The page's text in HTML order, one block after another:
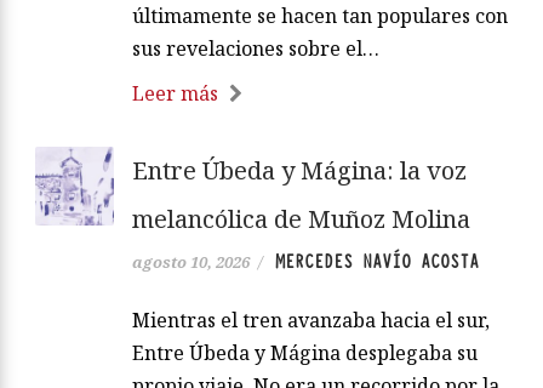
últimamente se hacen tan populares con
sus revelaciones sobre el…
Leer más
Entre Úbeda y Mágina: la voz
melancólica de Muñoz Molina
agosto 10, 2026 / MERCEDES NAVÍO ACOSTA
Mientras el tren avanzaba hacia el sur,
Entre Úbeda y Mágina desplegaba su